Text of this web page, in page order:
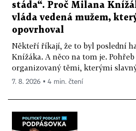
stáda“. Proč Milana
vláda vedená mužem,
opovrhoval
Někteří říkají, že to byl poslední
Knížáka. A něco na tom je.
organizovaný těmi, kterými
7. 8. 2026 ▪ 4 min. čtení